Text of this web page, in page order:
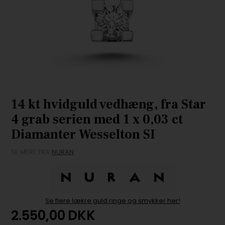
14 kt hvidguld vedhæng, fra Star
4 grab serien med 1 x 0,03 ct
Diamanter Wesselton SI
NURAN
Se flere lækre guld ringe og smykker her!
2.550,00 DKK